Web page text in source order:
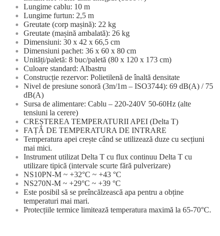
Lungime cablu: 10 m
Lungime furtun: 2,5 m
Greutate (corp mașină): 22 kg
Greutate (mașină ambalată): 26 kg
Dimensiuni: 30 x 42 x 66,5 cm
Dimensiuni pachet: 36 x 60 x 80 cm
Unități/paletă: 8 buc/paletă (80 x 120 x 173 cm)
Culoare standard: Albastru
Construcție rezervor: Polietilenă de înaltă densitate
Nivel de presiune sonoră (3m/1m – ISO3744): 69 dB(A) / 75
dB(A)
Sursa de alimentare: Cablu – 220-240V 50-60Hz (alte
tensiuni la cerere)
CREȘTEREA TEMPERATURII APEI (Delta T)
FAȚĂ DE TEMPERATURA DE INTRARE
Temperatura apei crește când se utilizează duze cu secțiuni
mai mici.
Instrument utilizat Delta T cu flux continuu Delta T cu
utilizare tipică (intervale scurte fără pulverizare)
NS10PN-M ~ +32°C ~ +43 °C
NS270N-M ~ +29°C ~ +39 °C
Este posibil să se preîncălzească apa pentru a obține
temperaturi mai mari.
Protecțiile termice limitează temperatura maximă la 65-70°C.